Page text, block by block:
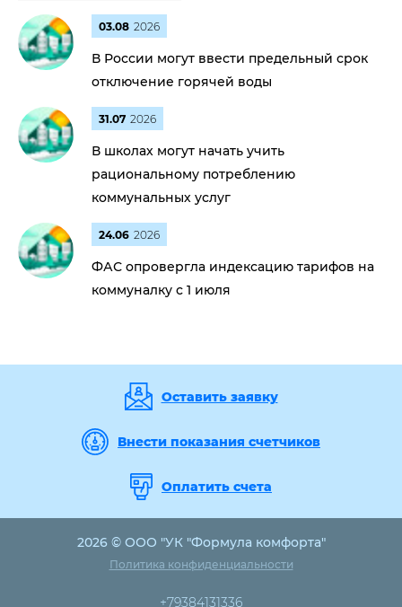
03.08 2026
В России могут ввести предельный срок
отключение горячей воды
31.07 2026
В школах могут начать учить
рациональному потреблению
коммунальных услуг
24.06 2026
ФАС опровергла индексацию тарифов на
коммуналку с 1 июля
Оставить заявку
Внести показания счетчиков
Оплатить счета
2026 © ООО "УК "Формула комфорта"
Политика конфиденциальности
+79384131336